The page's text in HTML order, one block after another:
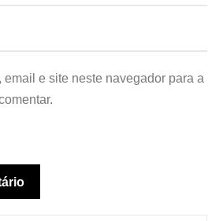
email e site neste navegador para a